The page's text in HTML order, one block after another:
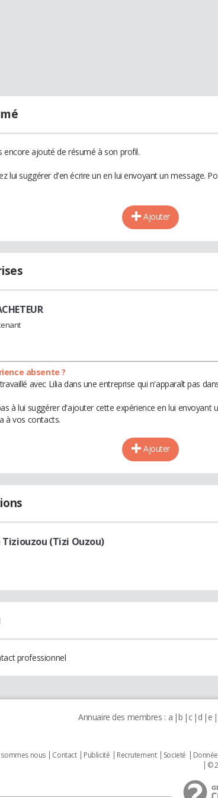
encore ajouté de résumé à son profil.
lui suggérer d'en écrire un en lui envoyant un message.
Ajouter
absente ?
avec Lilia dans une entreprise qui n'apparaît pas
à lui suggérer d'ajouter cette expérience en lui envoyant
à vos contacts.
Ajouter
Tiziouzou (Tizi Ouzou)
professionnel
Annuaire des membres : a b c d e
nous Contact Publicité Recrutement Societé
©